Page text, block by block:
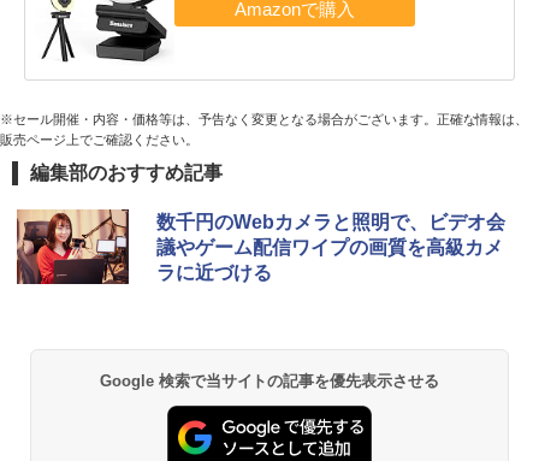
※セール開催・内容・価格等は、予告なく変更となる場合がございます。正確な情報は、
販売ページ上でご確認ください。
編集部のおすすめ記事
数千円のWebカメラと照明で、ビデオ会
議やゲーム配信ワイプの画質を高級カメ
ラに近づける
Google 検索で当サイトの記事を優先表示させる